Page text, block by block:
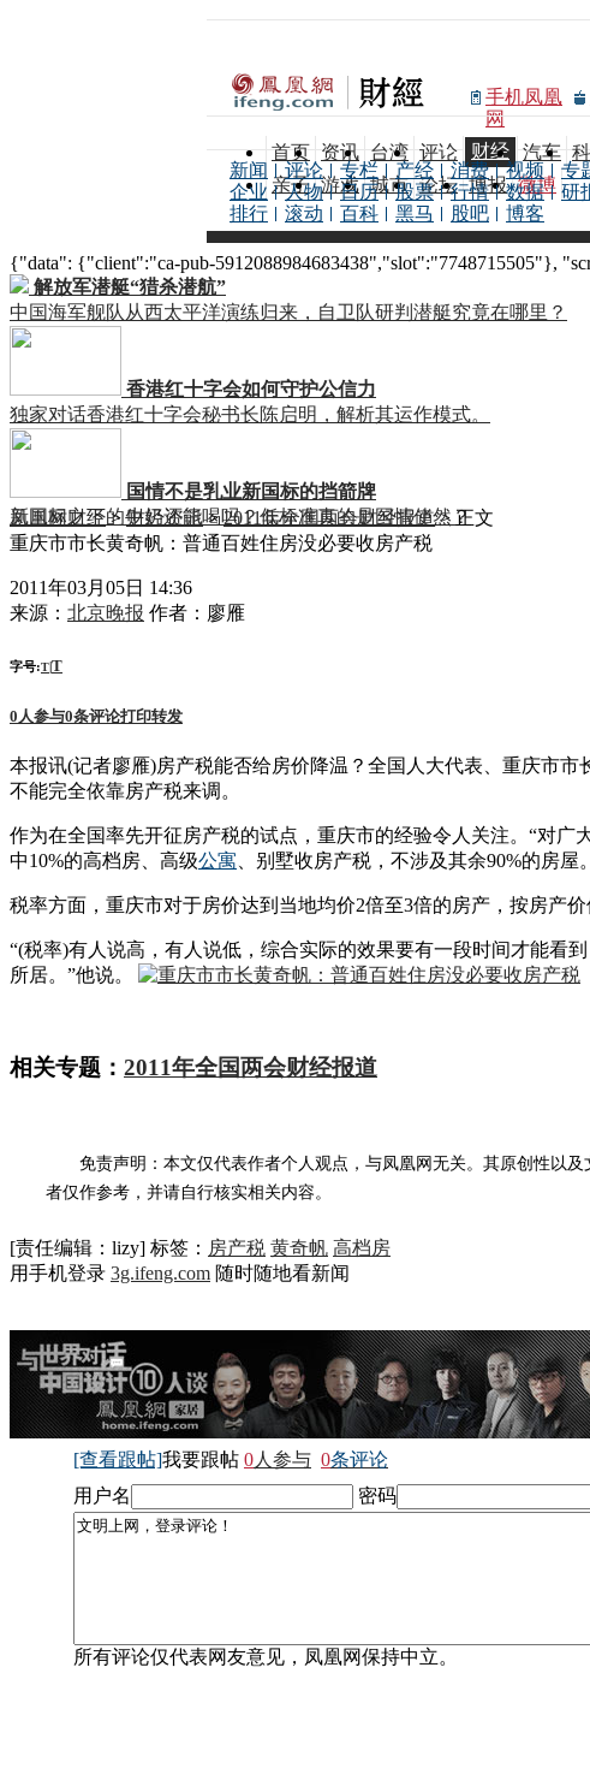
手机凤凰
网
首页 资讯 台湾 评论 财经 汽车
亲子 游戏 城市 论坛 博报 微博
新闻 评论 专栏 产经 消费 视频 专
企业
人物 日历 股票 行情 数据 研
排行
滚动 百科 黑马 股吧 博客
{"data": {"client":"ca-pub-5912088984683438","slot":"7748715505"},
解放军潜艇“猎杀潜航”
中国海军舰队从西太平洋演练归来，自卫队研判潜艇究竟在哪里？
香港红十字会如何守护公信力
独家对话香港红十字会秘书长陈启明，解析其运作模式。
国情不是乳业新国标的挡箭牌
新国标之下的牛奶还能喝吗？低标准真的是国情使然？
凤凰网财经>财经资讯>2011年全国两会财经报道> 正文
重庆市市长黄奇帆：普通百姓住房没必要收房产税
2011年03月05日 14:36
来源： 北京晚报 作者： 廖雁
字号:T|T
0 人参与0条评论打印转发
本报讯(记者廖雁)房产税能否给房价降温？全国人大代表、重庆市
不能完全依靠房产税来调。
作为在全国率先开征房产税的试点，重庆市的经验令人关注。“对广
中10%的高档房、高级公寓 、别墅收房产税，不涉及其余90%的房屋。
税率方面，重庆市对于房价达到当地均价2倍至3倍的房产，按房产
“(税率)有人说高，有人说低，综合实际的效果要有一段时间才能看
所居。”他说。
相关专题： 2011年全国两会财经报道
免责声明：本文仅代表作者个人观点，与凤凰网无关。其原创性以
者仅作参考，并请自行核实相关内容。
[责任编辑：lizy] 标签： 房产税 黄奇帆 高档房
用手机登录 3g.ifeng.com 随时随地看新闻
[查看跟帖]我要跟帖 0人参与 0条评论
用户名
密码
所有评论仅代表网友意见，凤凰网保持中立。